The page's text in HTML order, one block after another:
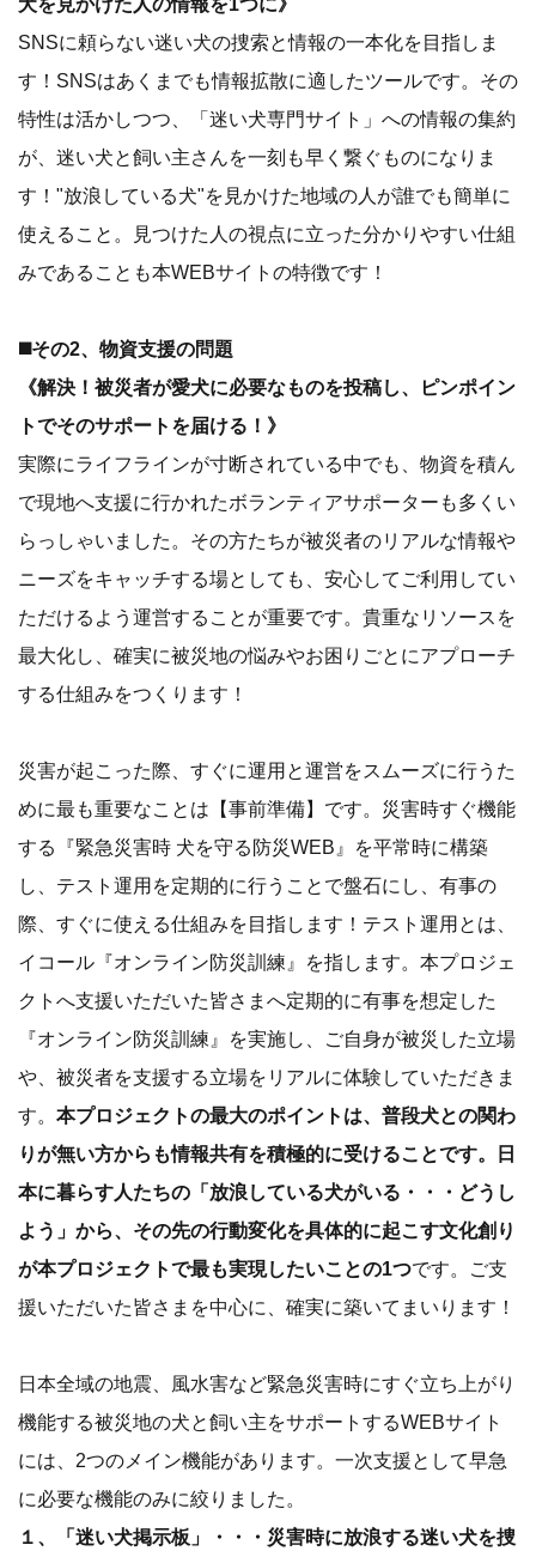
SNSに頼らない迷い犬の捜索と情報の一本化を目指しま
す！SNSはあくまでも情報拡散に適したツールです。その
特性は活かしつつ、「迷い犬専門サイト」への情報の集約
が、迷い犬と飼い主さんを一刻も早く繋ぐものになりま
す！"放浪している犬"を見かけた地域の人が誰でも簡単に
使えること。見つけた人の視点に立った分かりやすい仕組
みであることも本WEBサイトの特徴です！
◼️その2、物資支援の問題
《解決！被災者が愛犬に必要なものを投稿し、ピンポイン
トでそのサポートを届ける！》
実際にライフラインが寸断されている中でも、物資を積ん
で現地へ支援に行かれたボランティアサポーターも多くい
らっしゃいました。その方たちが被災者のリアルな情報や
ニーズをキャッチする場としても、安心してご利用してい
ただけるよう運営することが重要です。貴重なリソースを
最大化し、確実に被災地の悩みやお困りごとにアプローチ
する仕組みをつくります！
災害が起こった際、すぐに運用と運営をスムーズに行うた
めに最も重要なことは【事前準備】です。災害時すぐ機能
する『緊急災害時 犬を守る防災WEB』を平常時に構築
し、テスト運用を定期的に行うことで盤石にし、有事の
際、すぐに使える仕組みを目指します！テスト運用とは、
イコール『オンライン防災訓練』を指します。本プロジェ
クトへ支援いただいた皆さまへ定期的に有事を想定した
『オンライン防災訓練』を実施し、ご自身が被災した立場
や、被災者を支援する立場をリアルに体験していただきま
す。 本プロジェクトの最大のポイントは、普段犬との関わ
りが無い方からも情報共有を積極的に受けることです。日
本に暮らす人たちの「放浪している犬がいる・・・どうし
よう」から、その先の行動変化を具体的に起こす文化創り
が本プロジェクトで最も実現したいことの1つです。ご支
援いただいた皆さまを中心に、確実に築いてまいります！
日本全域の地震、風水害など緊急災害時にすぐ立ち上がり
機能する被災地の犬と飼い主をサポートするWEBサイト
には、2つのメイン機能があります。一次支援として早急
に必要な機能のみに絞りました。
１、「迷い犬掲示板」・・・災害時に放浪する迷い犬を捜